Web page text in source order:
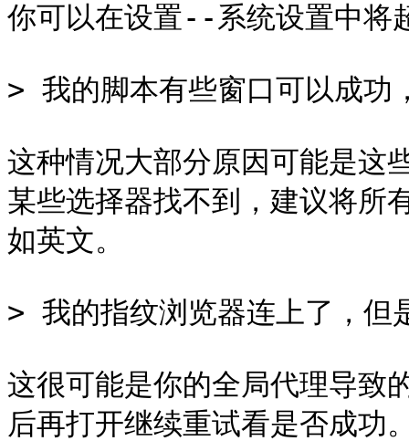
你可以在设置--系统设置中将
> 我的脚本有些窗口可以成功
这种情况大部分原因可能是这
某些选择器找不到，建议将所
如英文。
> 我的指纹浏览器连上了，但
这很可能是你的全局代理导致
后再打开继续重试看是否成功